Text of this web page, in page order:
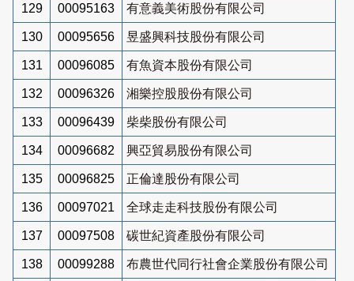
129 00095163 有意義美術股份有限公司
130 00095656 昱盛興科技股份有限公司
131 00096085 有魚資本股份有限公司
132 00096326 湘樂控股股份有限公司
133 00096439 柴柴股份有限公司
134 00096682 興亞貿易股份有限公司
135 00096825 正倫達股份有限公司
136 00097021 全球走走科技股份有限公司
137 00097508 碳世紀資產股份有限公司
138 00099288 布農世代同行社會企業股份有限公司